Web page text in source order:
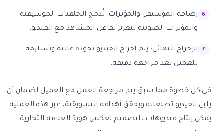
إضافة الموسيقى والمؤثرات: تُدمج الخلفيات الموسيقية
والمؤثرات الصوتية لتعزيز تفاعل المشاهد مع الفيديو.
الإخراج النهائي: يتم إخراج الفيديو بجودة عالية وتسليمه
للعميل بعد مراجعة دقيقة.
في كل خطوة مما سبق يتم مراجعة العمل مع العميل لضمان أن
يلبي الفيديو تطلعاته ويحقق أهدافه التسويقية، عبر هذه العملية
يمكن إنتاج فيديوهات للتصميم تعكس هوية العلامة التجارية